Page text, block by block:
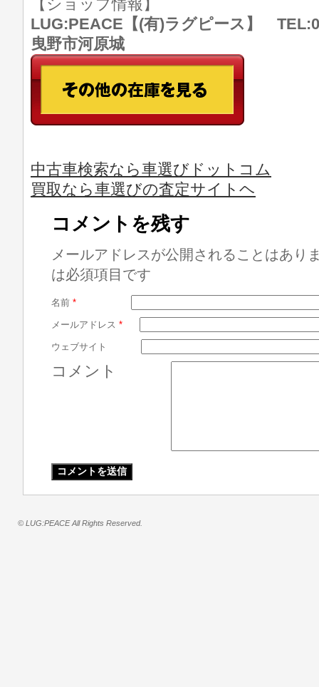
【ショップ情報】
LUG:PEACE【(有)ラグピース】
曳野市河原城
中古車検索なら車選びドットコム
買取なら車選びの査定サイトヘ
コメントを残す
メールアドレスが公開されることはあり
は必須項目です
名前 *
メールアドレス *
ウェブサイト
コメント
© LUG:PEACE All Rights Reserved.